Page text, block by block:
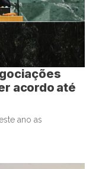
acordo até
ano as